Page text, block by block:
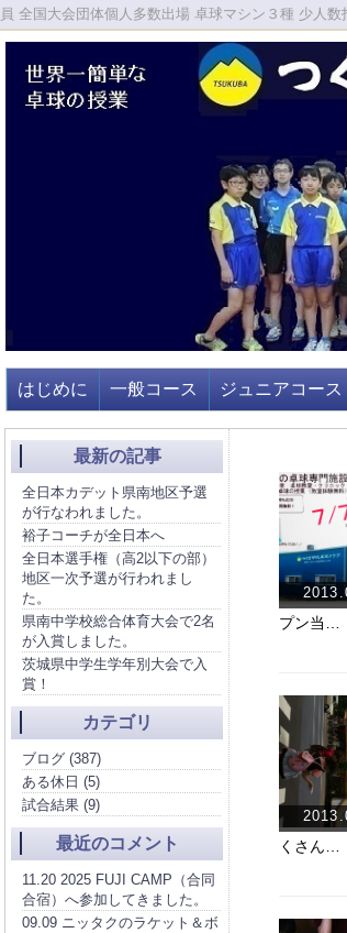
全国大会団体個人多数出場 卓球マシン３種 少人
はじめに 一般コース ジュニアコース
プン当…
くさん…
最新の記事
全日本カデット県南地区予選
が行なわれました。
裕子コーチが全日本へ
全日本選手権（高2以下の部）
地区一次予選が行われまし
た。
県南中学校総合体育大会で2名
が入賞しました。
茨城県中学生学年別大会で入
賞！
カテゴリ
ブログ (387)
ある休日 (5)
試合結果 (9)
最近のコメント
11.20 2025 FUJI CAMP（合同
合宿）へ参加してきました。
09.09 ニッタクのラケット＆ボ